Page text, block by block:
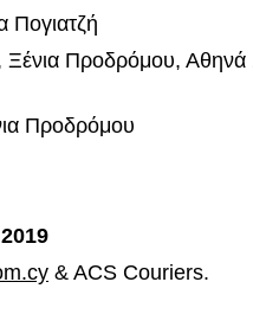
Πογιατζή
Ξένια Προδρόμου,
Προδρόμου
& ACS Couriers.